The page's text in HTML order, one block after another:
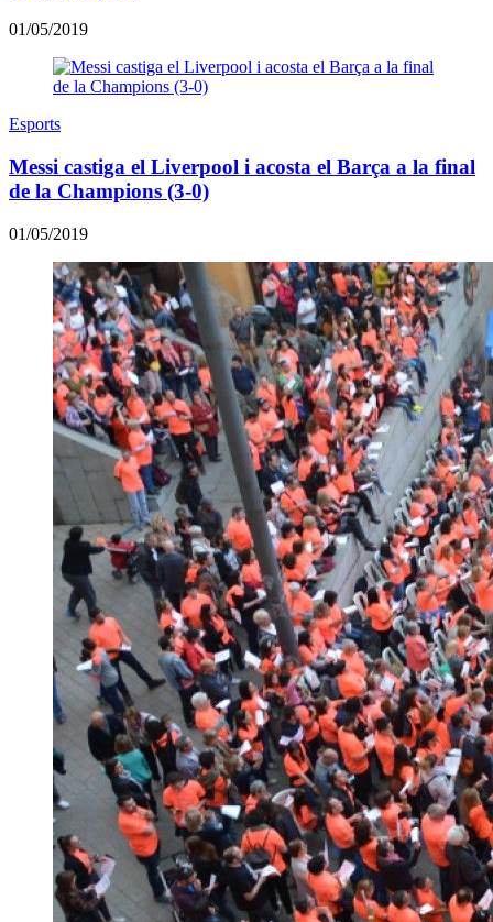
01/05/2019
Esports
Messi castiga el Liverpool i acosta el Barça a la final
de la Champions (3-0)
01/05/2019